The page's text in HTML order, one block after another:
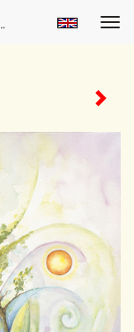
Nieuwe Aarde 1